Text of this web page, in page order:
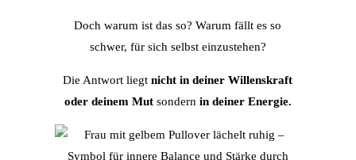
Doch warum ist das so? Warum fällt es so
schwer, für sich selbst einzustehen?
Die Antwort liegtnicht in deiner Willenskraft
oder deinem Mutsondern in deiner Energie.